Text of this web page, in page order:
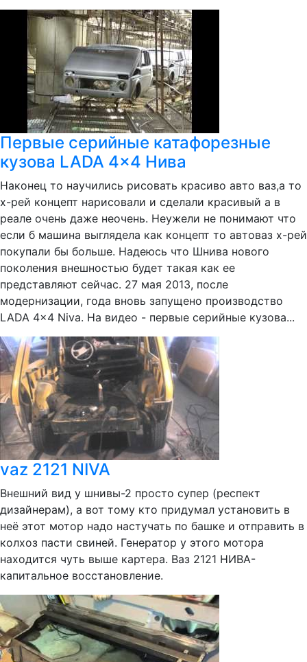
Первые серийные катафорезные
кузова LADA 4x4 Нива
Наконец то научились рисовать красиво авто ваз,а то
х-рей концепт нарисовали и сделали красивый а в
реале очень даже неочень. Неужели не понимают что
если б машина выглядела как концепт то автоваз х-рей
покупали бы больше. Надеюсь что Шнива нового
поколения внешностью будет такая как ее
представляют сейчас. 27 мая 2013, после
модернизации, года вновь запущено производство
LADA 4x4 Niva. На видео - первые серийные кузова...
vaz 2121 NIVA
Внешний вид у шнивы-2 просто супер (респект
дизайнерам), а вот тому кто придумал установить в
неё этот мотор надо настучать по башке и отправить в
колхоз пасти свиней. Генератор у этого мотора
находится чуть выше картера. Ваз 2121 НИВА-
капитальное восстановление.